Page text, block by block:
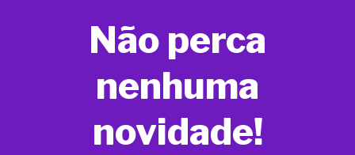
Não perca
nenhuma
novidade!